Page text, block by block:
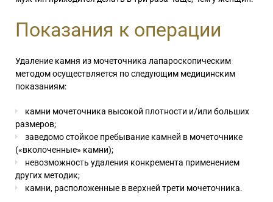
Показания к операции
Удаление камня из мочеточника лапароскопическим
методом осуществляется по следующим медицинским
показаниям:
камни мочеточника высокой плотности и/или больших
размеров;
заведомо стойкое пребывание камней в мочеточнике
(«вколоченные» камни);
невозможность удаления конкремента применением
других методик;
камни, расположенные в верхней трети мочеточника.